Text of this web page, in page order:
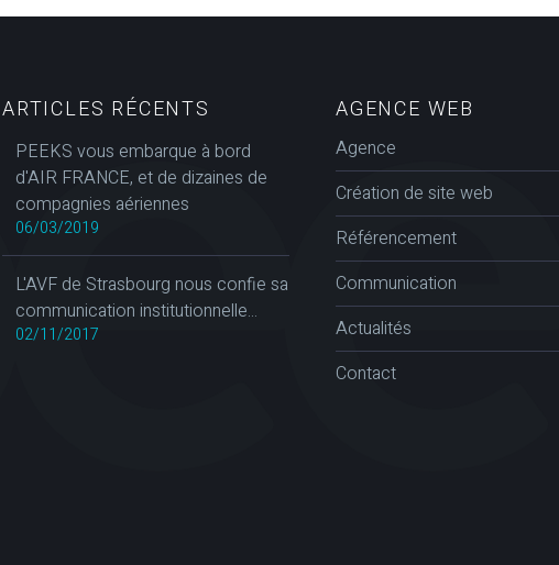
ARTICLES RÉCENTS
PEEKS vous embarque à bord
d'AIR FRANCE, et de dizaines de
compagnies aériennes
06/03/2019
L'AVF de Strasbourg nous confie sa
communication institutionnelle...
02/11/2017
AGENCE WEB
Agence
Création de site web
Référencement
Communication
Actualités
Contact